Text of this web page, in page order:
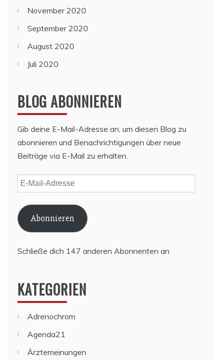
November 2020
September 2020
August 2020
Juli 2020
BLOG ABONNIEREN
Gib deine E-Mail-Adresse an, um diesen Blog zu
abonnieren und Benachrichtigungen über neue
Beiträge via E-Mail zu erhalten.
E-
Mail-
Adresse
Abonnieren
Schließe dich 147 anderen Abonnenten an
KATEGORIEN
Adrenochrom
Agenda21
Ärztemeinungen